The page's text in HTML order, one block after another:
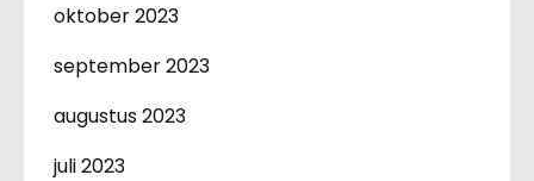
oktober 2023
september 2023
augustus 2023
juli 2023